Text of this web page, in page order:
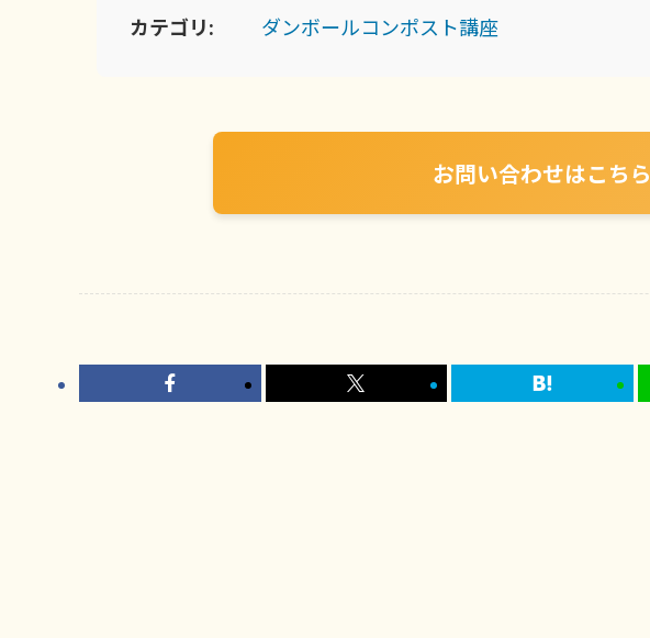
カテゴリ:
ダンボールコンポスト講座
お問い合わせはこちら